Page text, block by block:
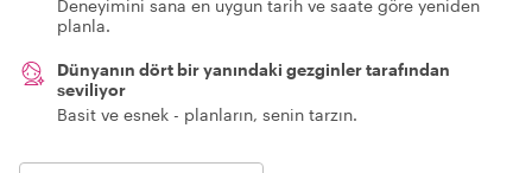
Deneyimini sana en uygun tarih ve saate göre yeniden
planla.
Dünyanın dört bir yanındaki gezginler tarafından
seviliyor
Basit ve esnek - planların, senin tarzın.